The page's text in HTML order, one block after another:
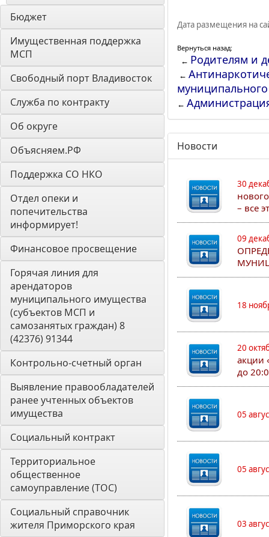
Бюджет
Имущественная поддержка
МСП
Свободный порт Владивосток
Служба по контракту
Об округе
Объясняем.РФ
Поддержка СО НКО
Отдел опеки и
попечительства
информирует!
Финансовое просвещение
Горячая линия для
арендаторов
муниципального имущества
(субъектов МСП и
самозанятых граждан) 8
(42376) 91344
Контрольно-счетный орган
Выявление правообладателей
ранее учтенных объектов
имущества
Социальный контракт
Территориальное
общественное
самоуправление (ТОС)
Социальный справочник
жителя Приморского края
Дата размещения на
Вернуться назад:
← Родителям и
←
муниципального
←
Новости
30
– все
09
18
20
акции
до
05
05
03